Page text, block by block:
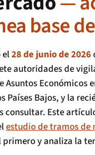
base
el28 de junio de 2026
autoridades de
Económicos
Países Bajos, y la
Este
estudio de tramos
primero y analiza la